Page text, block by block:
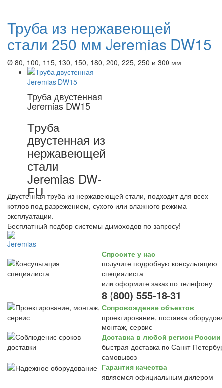
Труба из нержавеющей
стали 250 мм Jeremias DW15
Ø 80, 100, 115, 130, 150, 180, 200, 225, 250 и 300 мм
Труба двустенная
Jeremias DW15
Труба
двустенная из
нержавеющей
стали
Jeremias DW-
FU
Двустенная труба из нержавеющей стали, подходит для всех
котлов под разрежением, сухого или влажного режима
эксплуатации.
Бесплатный подбор системы дымоходов по запросу!
Спросите у нас
получите подробную консультацию
специалиста
или оформите заказ по телефону
8 (800) 555-18-31
Сопровождение объектов
проектирование, поставка
монтаж, сервис
Доставка в любой регион России
быстрая доставка по Санкт-
самовывоз
Гарантия качества
являемся официальным дилером